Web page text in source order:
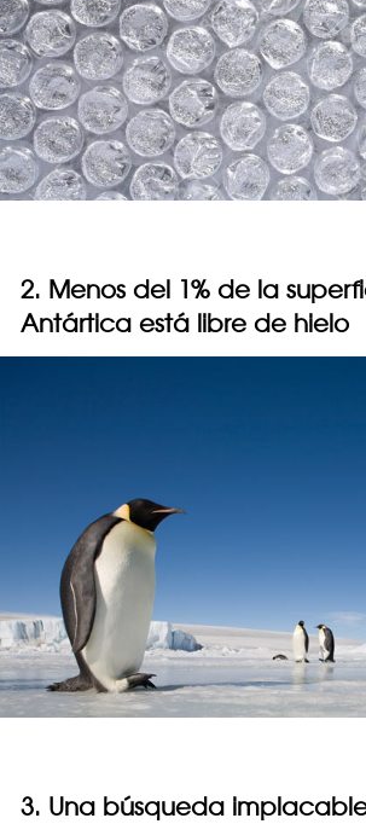
2. Menos del 1% de la
Antártica está libre de hielo
3. Una búsqueda